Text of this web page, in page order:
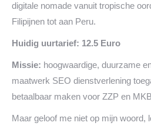
digitale nomade vanuit tropische
Filipijnen tot aan Peru.
Huidig uurtarief: 12.5 Euro
Missie: hoogwaardige, duurzame
maatwerk SEO dienstverlening
betaalbaar maken voor ZZP en
Maar geloof me niet op mijn woord,